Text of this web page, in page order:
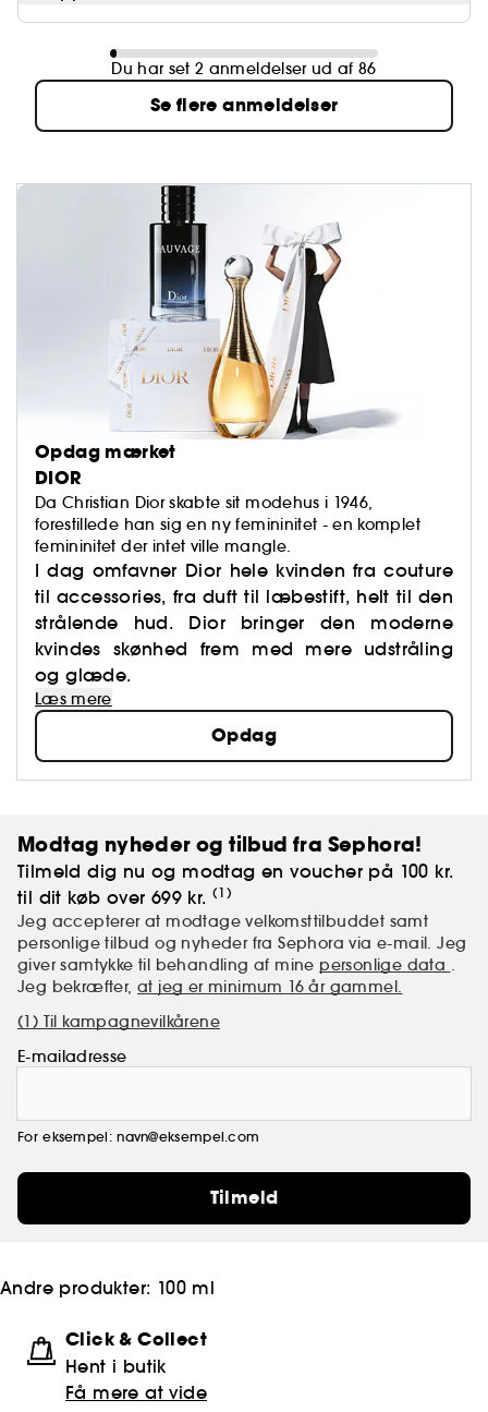
Du har set 2 anmeldelser ud af 86
Se flere anmeldelser
Opdag mærket
DIOR
Da Christian Dior skabte sit modehus i 1946,
forestillede han sig en ny femininitet - en komplet
femininitet der intet ville mangle.
I dag omfavner Dior hele kvinden fra couture
til accessories, fra duft til læbestift, helt til den
strålende hud. Dior bringer den moderne
kvindes skønhed frem med mere udstråling
og glæde.
Læs mere
Opdag
Modtag nyheder og tilbud fra Sephora!
Tilmeld dig nu og modtag en voucher på 100 kr.
til dit køb over 699 kr. (1)
Jeg accepterer at modtage velkomsttilbuddet samt
personlige tilbud og nyheder fra Sephora via e-mail. Jeg
giver samtykke til behandling af mine personlige data .
Jeg bekræfter,at jeg er minimum 16 år gammel.
(1) Til kampagnevilkårene
E-mailadresse
For eksempel: navn@eksempel.com
Tilmeld
Andre produkter: 100 ml
Click & Collect
Hent i butik
Få mere at vide